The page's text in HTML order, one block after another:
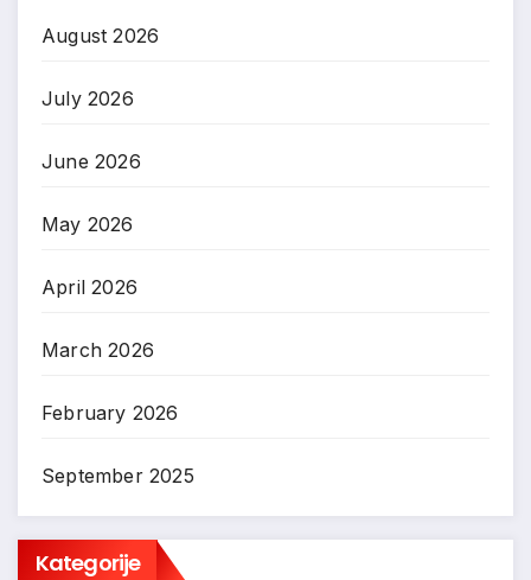
August 2026
July 2026
June 2026
May 2026
April 2026
March 2026
February 2026
September 2025
Kategorije